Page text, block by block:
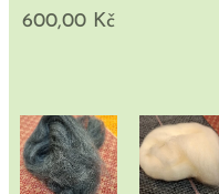
600,00 Kč